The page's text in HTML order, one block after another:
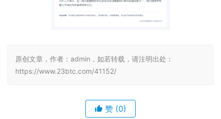
原创文章，作者：admin，如若转载，请注明出处：
https://www.23btc.com/41152/
赞 (0)